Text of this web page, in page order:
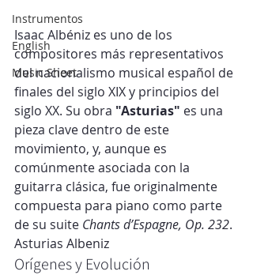
Instrumentos
English
Music Sheet
Isaac Albéniz es uno de los
compositores más representativos
del nacionalismo musical español de
finales del siglo XIX y principios del
siglo XX. Su obra "Asturias" es una
pieza clave dentro de este
movimiento, y, aunque es
comúnmente asociada con la
guitarra clásica, fue originalmente
compuesta para piano como parte
de su suite Chants d’Espagne, Op. 232.
Asturias Albeniz
Orígenes y Evolución